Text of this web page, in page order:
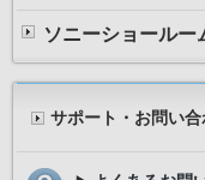
ソニーショールー
サポート・お問い合